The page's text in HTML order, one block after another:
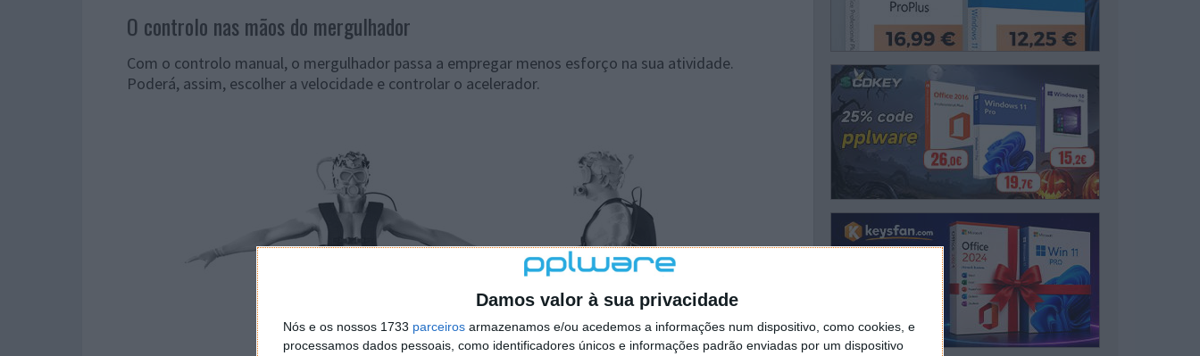
Damos valor à sua privacidade
Nós e os nossos 1733 parceiros armazenamos e/ou acedemos a informações num dispositivo, como cookies, e
processamos dados pessoais, como identificadores únicos e informações padrão enviadas por um dispositivo
O controlo nas mãos do mergulhador
Com o controlo manual, o mergulhador passa a empregar menos esforço na sua atividade.
Poderá, assim, escolher a velocidade e controlar o acelerador.